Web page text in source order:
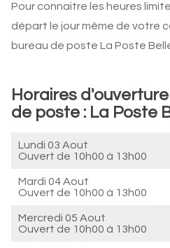
Pour connaitre les heures
départ le jour même de votre
bureau de poste La Poste
Horaires
de poste : La Poste
Lundi 03 Aout
Ouvert de 10h00 à 13h00
Mardi 04 Aout
Ouvert de 10h00 à 13h00
Mercredi 05 Aout
Ouvert de 10h00 à 13h00